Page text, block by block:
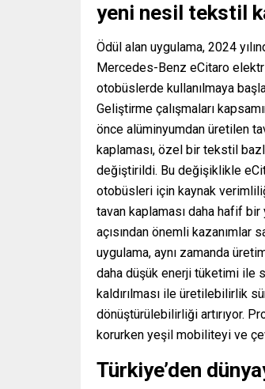
yeni nesil tekstil
Ödül alan uygulama, 2024
Mercedes-Benz eCitaro
otobüslerde kullanılmaya
Geliştirme çalışmaları
önce alüminyumdan üretilen
kaplaması, özel bir tekstil
değiştirildi. Bu değişiklikle
otobüsleri için kaynak
tavan kaplaması daha hafif bir
açısından önemli kazanımlar
uygulama, aynı zamanda
daha düşük enerji tüketimi ile
kaldırılması ile üretilebilirlik
dönüştürülebilirliği artırıyor.
korurken yeşil mobiliteyi ve
Türkiye’den